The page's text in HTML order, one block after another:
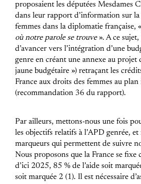
proposaient les députées Mesdames
dans leur rapport d’information sur la
femmes dans la diplomatie française, «
où notre parole se trouve». A ce
d’avancer vers l’intégration d’une
genre en créant une annexe au projet
jaune budgétaire ») retraçant les
France aux droits des femmes au
(recommandation 36 du rapport).
Par ailleurs, mettons-nous une fois
les objectifs relatifs à l’APD genrée,
marqueurs qui permettent de suivre
Nous proposons que la France se fixe
d’ici 2025, 85 % de l’aide soit
soit marquée 2 (1). Il est nécessaire